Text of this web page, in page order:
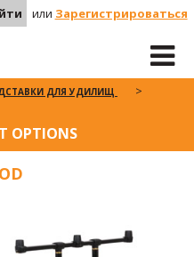
или Зарегистрироваться
ДЛЯ УДИЛИЩ
OPTIONS